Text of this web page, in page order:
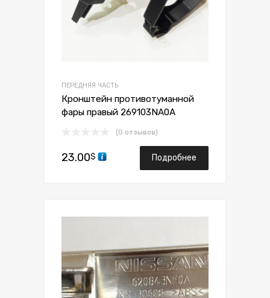
ПЕРЕДНЯЯ ЧАСТЬ
Кронштейн противотуманной
фары правый 269103NA0A
(0 отзывов)
23.00$ Подробнее